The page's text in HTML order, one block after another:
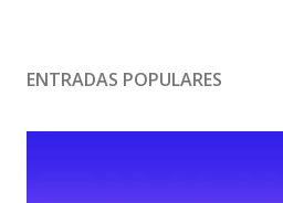
ENTRADAS POPULARES